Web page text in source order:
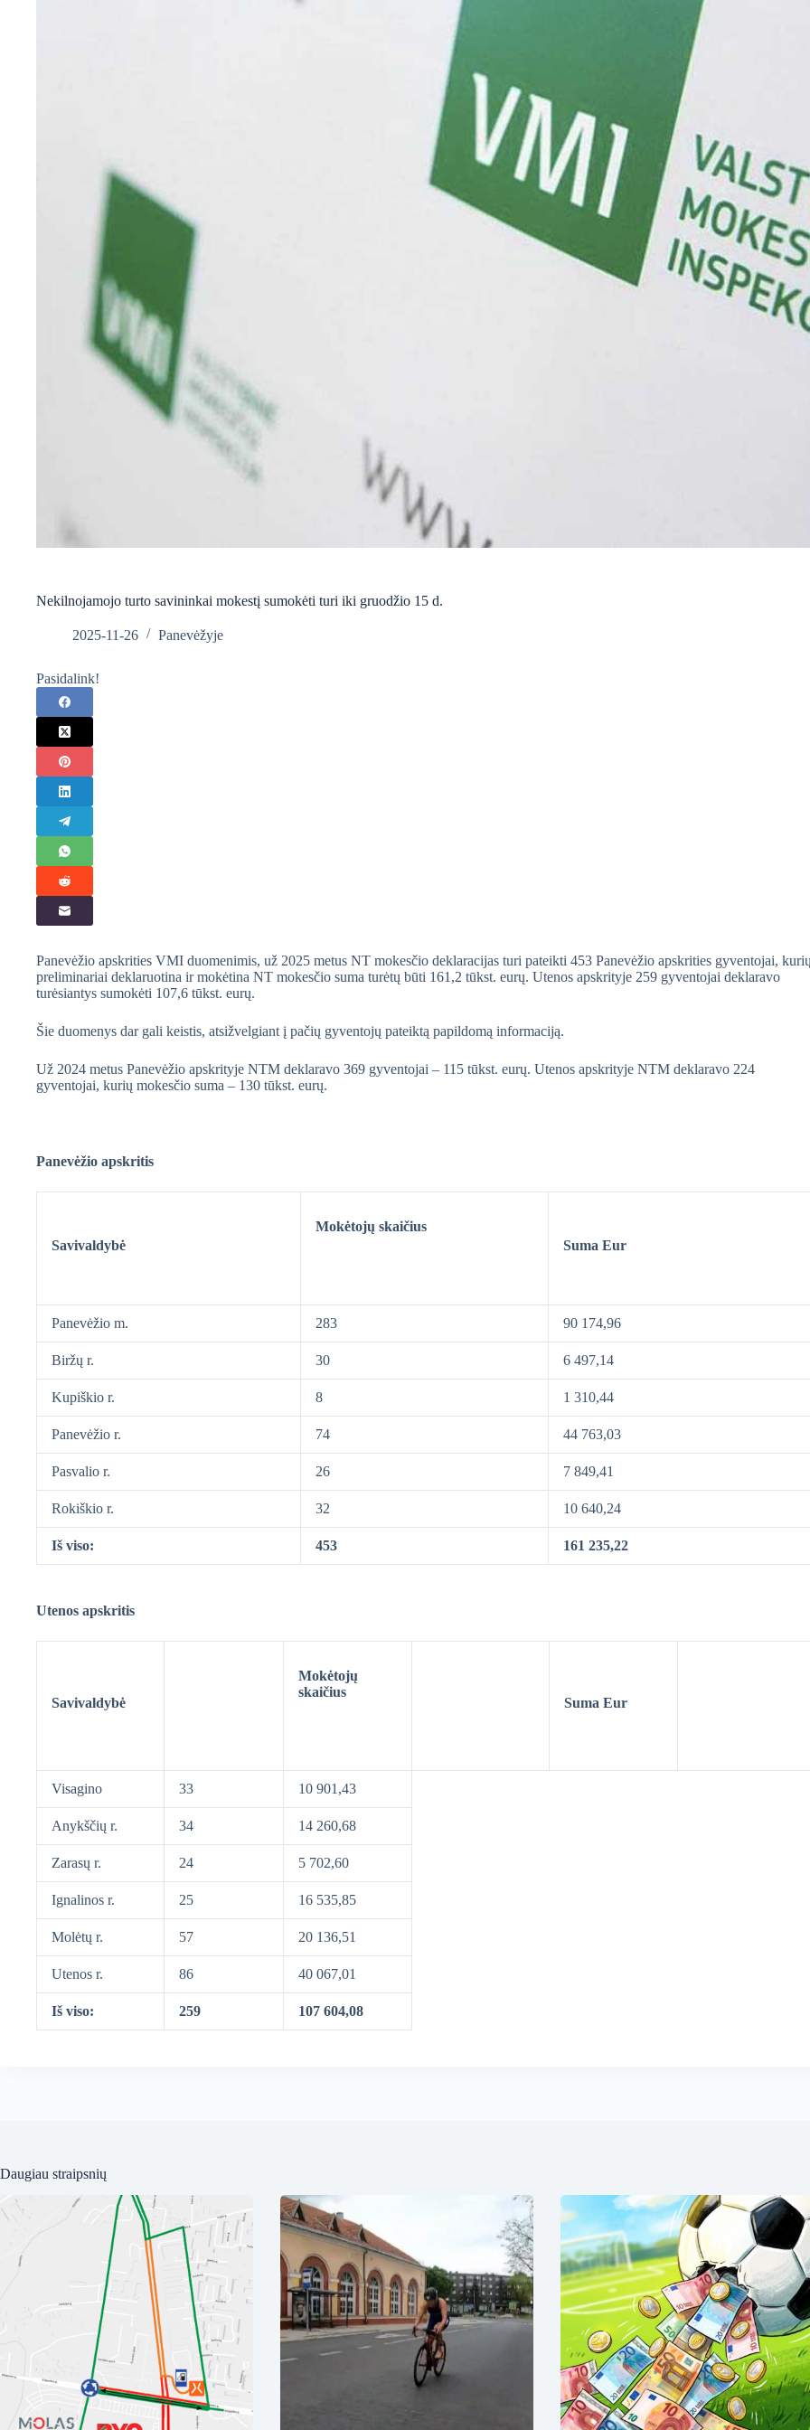
Nekilnojamojo turto savininkai mokestį sumokėti turi iki gruodžio 15 d.
2025-11-26 Panevėžyje
Pasidalink!
Panevėžio apskrities VMI duomenimis, už 2025 metus NT mokesčio deklaracijas turi pateikti 453 Panevėžio apskrities gyventojai,
preliminariai deklaruotina ir mokėtina NT mokesčio suma turėtų būti 161,2 tūkst. eurų. Utenos apskrityje 259 gyventojai deklaravo
turėsiantys sumokėti 107,6 tūkst. eurų.
Šie duomenys dar gali keistis, atsižvelgiant į pačių gyventojų pateiktą papildomą informaciją.
Už 2024 metus Panevėžio apskrityje NTM deklaravo 369 gyventojai – 115 tūkst. eurų. Utenos apskrityje NTM deklaravo 224
gyventojai, kurių mokesčio suma – 130 tūkst. eurų.
Panevėžio apskritis
Savivaldybė
Mokėtojų skaičius
Suma Eur
Panevėžio m. 283 90 174,96
Biržų r. 30 6 497,14
Kupiškio r. 8 1 310,44
Panevėžio r. 74 44 763,03
Pasvalio r. 26 7 849,41
Rokiškio r. 32 10 640,24
Iš viso: 453 161 235,22
Utenos apskritis
Savivaldybė
Mokėtojų
skaičius
Suma Eur
Visagino 33 10 901,43
Anykščių r. 34 14 260,68
Zarasų r. 24 5 702,60
Ignalinos r. 25 16 535,85
Molėtų r. 57 20 136,51
Utenos r. 86 40 067,01
Iš viso: 259 107 604,08
Daugiau straipsnių